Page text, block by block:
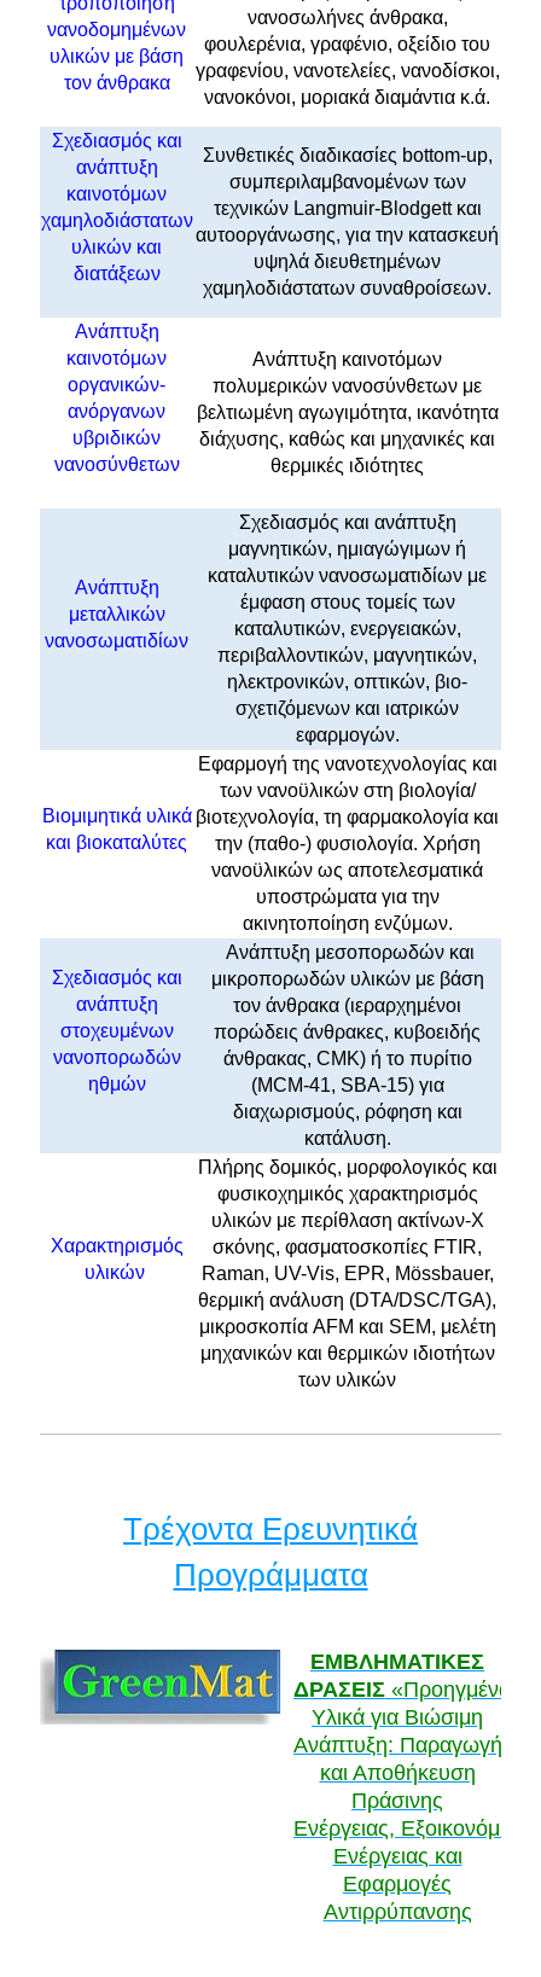
νανοδομημένων
υλικών με βάση
τον άνθρακα
νανοσωλήνες άνθρακα,
φουλερένια, γραφένιο, οξείδιο του
γραφενίου, νανοτελείες, νανοδίσκοι,
νανοκόνοι, μοριακά διαμάντια κ.ά.
Σχεδιασμός και
ανάπτυξη
καινοτόμων
χαμηλοδιάστατων
υλικών και
διατάξεων
Συνθετικές διαδικασίες bottom-up,
συμπεριλαμβανομένων των
τεχνικών Langmuir-Blodgett και
αυτοοργάνωσης, για την κατασκευή
υψηλά διευθετημένων
χαμηλοδιάστατων συναθροίσεων.
Ανάπτυξη
καινοτόμων
οργανικών-
ανόργανων
υβριδικών
νανοσύνθετων
Ανάπτυξη καινοτόμων
πολυμερικών νανοσύνθετων με
βελτιωμένη αγωγιμότητα, ικανότητα
διάχυσης, καθώς και μηχανικές και
θερμικές ιδιότητες
Ανάπτυξη
μεταλλικών
νανοσωματιδίων
Σχεδιασμός και ανάπτυξη
μαγνητικών, ημιαγώγιμων ή
καταλυτικών νανοσωματιδίων με
έμφαση στους τομείς των
καταλυτικών, ενεργειακών,
περιβαλλοντικών, μαγνητικών,
ηλεκτρονικών, οπτικών, βιο-
σχετιζόμενων και ιατρικών
εφαρμογών.
Βιομιμητικά υλικά
και βιοκαταλύτες
Eφαρμογή της νανοτεχνολογίας και
των νανοϋλικών στη βιολογία/
βιοτεχνολογία, τη φαρμακολογία και
την (παθο-) φυσιολογία. Χρήση
νανοϋλικών ως αποτελεσματικά
υποστρώματα για την
ακινητοποίηση ενζύμων.
Σχεδιασμός και
ανάπτυξη
στοχευμένων
νανοπορωδών
ηθμών
Ανάπτυξη μεσοπορωδών και
μικροπορωδών υλικών με βάση
τον άνθρακα (ιεραρχημένοι
πορώδεις άνθρακες, κυβοειδής
άνθρακας, CMK) ή το πυρίτιο
(MCM-41, SBA-15) για
διαχωρισμούς, ρόφηση και
κατάλυση.
Χαρακτηρισμός
υλικών
Πλήρης δομικός, μορφολογικός και
φυσικοχημικός χαρακτηρισμός
υλικών με περίθλαση ακτίνων-Χ
σκόνης, φασματοσκοπίες FTIR,
Raman, UV-Vis, EPR, Μössbauer,
θερμική ανάλυση (DTA/DSC/TGA),
μικροσκοπία AFM και SEM, μελέτη
μηχανικών και θερμικών ιδιοτήτων
των υλικών
Τρέχοντα Ερευνητικά
Προγράμματα
ΕΜΒΛΗΜΑΤΙΚΕΣ
ΔΡΑΣΕΙΣ«Προηγμένα
Υλικά για Βιώσιμη
Ανάπτυξη: Παραγωγή
και Αποθήκευση
Πράσινης
Ενέργειας, Εξοικονόμηση
Ενέργειας και
Εφαρμογές
Αντιρρύπανσης